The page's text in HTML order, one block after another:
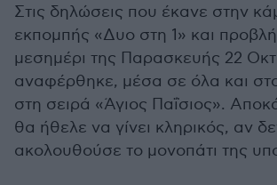
Στις δηλώσεις που έκανε στην
εκπομπής «Δυο στη 1» και
μεσημέρι της Παρασκευής 22
αναφέρθηκε, μέσα σε όλα και
στη σειρά «Άγιος Παΐσιος».
θα ήθελε να γίνει κληρικός, αν
ακολουθούσε το μονοπάτι της